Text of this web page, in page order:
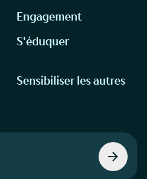
Engagement
S'éduquer
Sensibiliser les autres